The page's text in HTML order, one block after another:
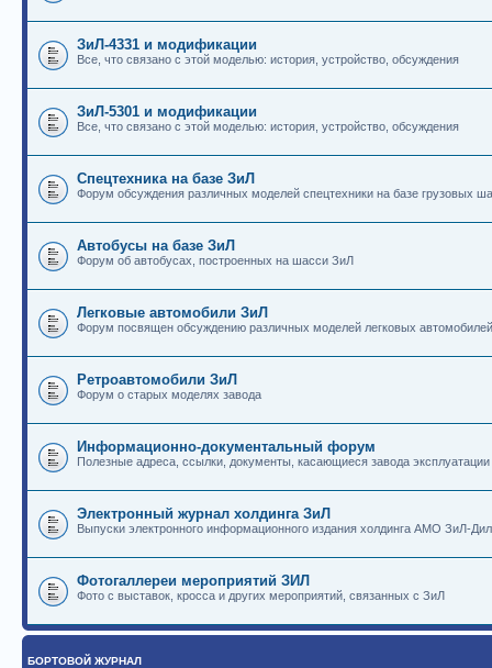
ЗиЛ-4331 и модификации
Все, что связано с этой моделью: история, устройство, обсуждения
ЗиЛ-5301 и модификации
Все, что связано с этой моделью: история, устройство, обсуждения
Спецтехника на базе ЗиЛ
Форум обсуждения различных моделей спецтехники на базе грузовых
Автобусы на базе ЗиЛ
Форум об автобусах, построенных на шасси ЗиЛ
Легковые автомобили ЗиЛ
Форум посвящен обсуждению различных моделей легковых
Ретроавтомобили ЗиЛ
Форум о старых моделях завода
Информационно-документальный форум
Полезные адреса, ссылки, документы, касающиеся завода эксплуатации
Электронный журнал холдинга ЗиЛ
Выпуски электронного информационного издания холдинга АМО ЗиЛ-
Фотогаллереи мероприятий ЗИЛ
Фото с выставок, кросса и других мероприятий, связанных с ЗиЛ
БОРТОВОЙ ЖУРНАЛ